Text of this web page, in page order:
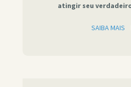
atingir seu
SAIBA MAIS